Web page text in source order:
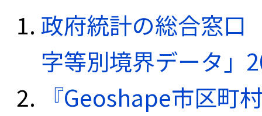
政府統計の総合窓口
字等別境界データ」
『Geoshape市区町